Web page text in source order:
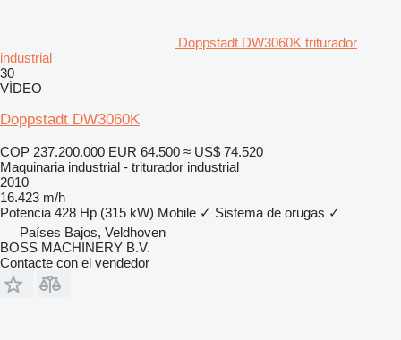
Doppstadt DW3060K triturador
industrial
30
VÍDEO
Doppstadt DW3060K
COP 237.200.000 EUR 64.500 ≈ US$ 74.520
Maquinaria industrial - triturador industrial
2010
16.423 m/h
Potencia 428 Hp (315 kW) Mobile ✓ Sistema de orugas ✓
Países Bajos, Veldhoven
BOSS MACHINERY B.V.
Contacte con el vendedor